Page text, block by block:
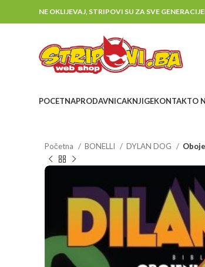
NE OKLIJEVAJ, STRIPOVI SU ZA SVE GENERACIJE
POCETNAPRODAVNICAKNJIGEKONTAKTO
Početna BONELLI DYLAN DOG